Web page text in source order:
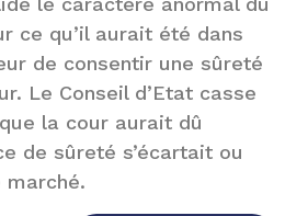
ce qu’il aurait été dans
de consentir une sûreté
Le Conseil d’Etat casse
la cour aurait dû
de sûreté s’écartait ou
marché.